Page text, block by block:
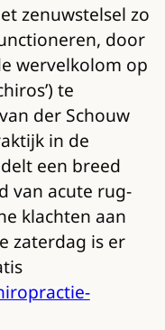
zenuwstelsel zo
door
wervelkolom op
te
der Schouw
in de
een breed
van acute rug-
klachten aan
zaterdag is er